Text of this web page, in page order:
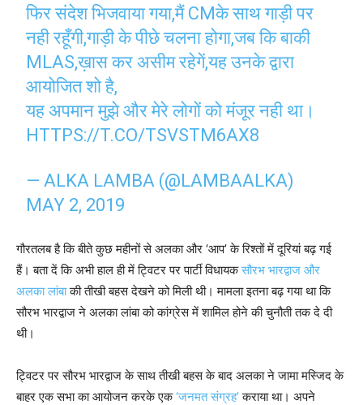
फिर संदेश भिजवाया गया,मैं CMके साथ गाड़ी पर
नही रहूँगी,गाड़ी के पीछे चलना होगा,जब कि बाकी
MLAS,ख़ास कर असीम रहेगें,यह उनके द्वारा
आयोजित शो है,
यह अपमान मुझे और मेरे लोगों को मंजूर नही था।
HTTPS://T.CO/TSVSTM6AX8
— ALKA LAMBA (@LAMBAALKA)
MAY 2, 2019
गौरतलब है कि बीते कुछ महीनों से अलका और ‘आप’ के रिश्तों में दूरियां बढ़ गई
हैं। बता दें कि अभी हाल ही में ट्विटर पर पार्टी विधायकसौरभ भारद्वाज और
अलका लांबाकी तीखी बहस देखने को मिली थी। मामला इतना बढ़ गया था कि
सौरभ भारद्वाज ने अलका लांबा को कांग्रेस में शामिल होने की चुनौती तक दे दी
थी।
ट्विटर पर सौरभ भारद्वाज के साथ तीखी बहस के बाद अलका ने जामा मस्जिद के
बाहर एक सभा का आयोजन करके एक‘जनमत संग्रह’कराया था। अपने